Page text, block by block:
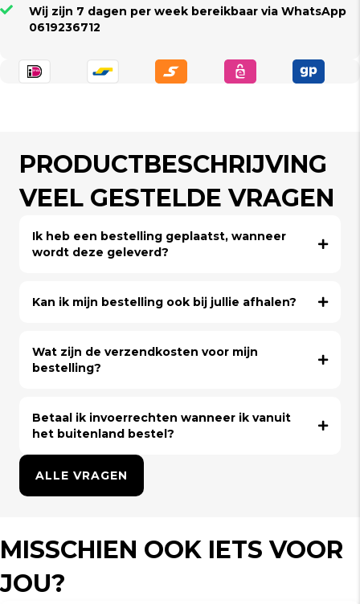
Wij zijn 7 dagen per week bereikbaar via WhatsApp
0619236712
PRODUCTBESCHRIJVING
VEEL GESTELDE VRAGEN
Ik heb een bestelling geplaatst, wanneer
wordt deze geleverd?
Kan ik mijn bestelling ook bij jullie afhalen?
Wat zijn de verzendkosten voor mijn
bestelling?
Betaal ik invoerrechten wanneer ik vanuit
het buitenland bestel?
ALLE VRAGEN
MISSCHIEN OOK IETS VOOR
JOU?